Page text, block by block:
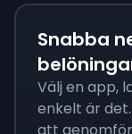
Snabba
Välj en app,
enkelt är